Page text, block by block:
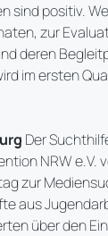
sind positiv.
zur
deren
im ersten
Der
NRW e.V.
zur
aus
über den